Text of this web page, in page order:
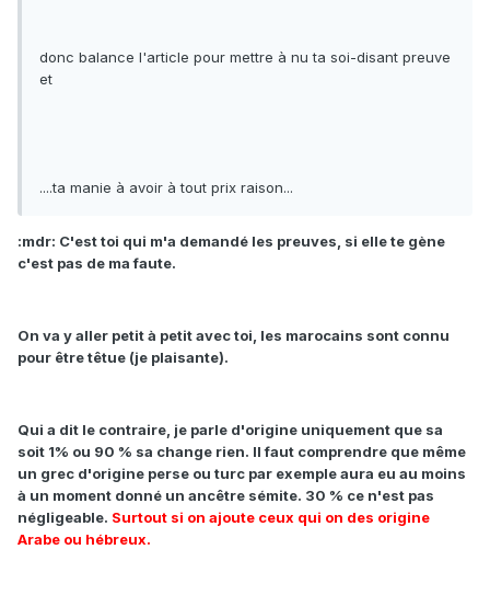
donc balance l'article pour mettre à nu ta soi-disant preuve
et
....ta manie à avoir à tout prix raison...
:mdr: C'est toi qui m'a demandé les preuves, si elle te gène
c'est pas de ma faute.
On va y aller petit à petit avec toi, les marocains sont connu
pour être têtue (je plaisante).
Qui a dit le contraire, je parle d'origine uniquement que sa
soit 1% ou 90 % sa change rien. Il faut comprendre que même
un grec d'origine perse ou turc par exemple aura eu au moins
à un moment donné un ancêtre sémite. 30 % ce n'est pas
négligeable. Surtout si on ajoute ceux qui on des origine
Arabe ou hébreux.